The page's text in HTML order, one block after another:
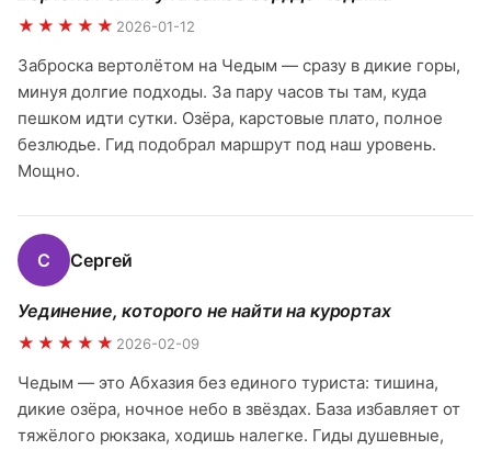
★★★★★ 2026-01-12
Заброска вертолётом на Чедым — сразу в дикие горы,
минуя долгие подходы. За пару часов ты там, куда
пешком идти сутки. Озёра, карстовые плато, полное
безлюдье. Гид подобрал маршрут под наш уровень.
Мощно.
С Сергей
Уединение, которого не найти на курортах
★★★★★ 2026-02-09
Чедым — это Абхазия без единого туриста: тишина,
дикие озёра, ночное небо в звёздах. База избавляет от
тяжёлого рюкзака, ходишь налегке. Гиды душевные,